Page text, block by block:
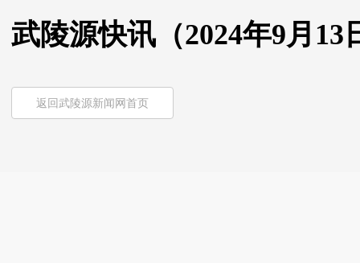
武陵源快讯（2024年9月13
返回武陵源新闻网首页